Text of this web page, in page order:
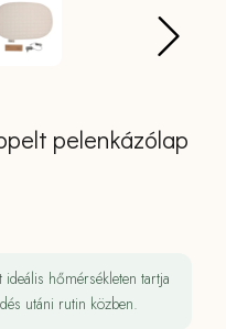
pelenkázólap
hőmérsékleten tartja
utáni rutin közben.